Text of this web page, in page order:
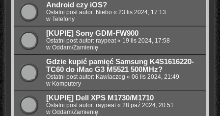
Android czy iOS?
Ostatni post autor: Niebo « 23 lis 2024, 17:13
w Telefony
[KUPIĘ] Sony GDM-FW900
Ostatni post autor: raypeat« 19 lis 2024, 17:58
w Oddam/Zamienię
Gdzie kupić pamięć Samsung K4S1616220-
TC60 do iMac G3 M5521 500MHz?
Ostatni post autor: Kawiaczeg « 06 lis 2024, 21:49
w Komputery
[KUPIĘ] Dell XPS M1730/M1710
Ostatni post autor: raypeat« 28 paź 2024, 20:51
w Oddam/Zamienię